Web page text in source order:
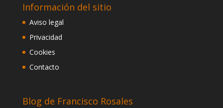
Información del sitio
Aviso legal
Privacidad
Cookies
Contacto
Blog de Francisco Rosales